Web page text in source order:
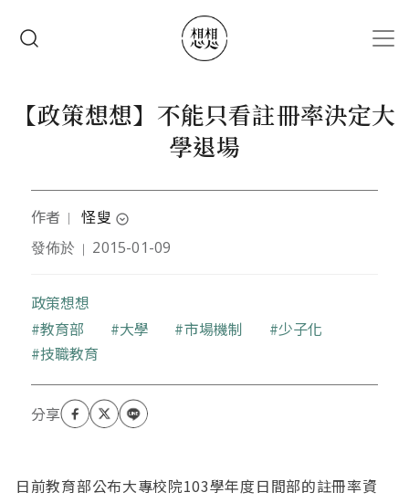
【政策想想】不能只看註冊率決定大
學退場
作者 ｜ 怪叟 expand_circle_down
文字工作者，曾任職於大專校院，對不合理的事有超
發佈於 ｜ 2015-01-09
政策想想
關鍵字
教育部 大學 市場機制
少子化
技職教育
日前教育部公布大專校院103學年度日間部的註冊率資